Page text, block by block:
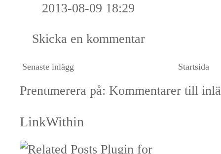
2013-08-09 18:29
Skicka en kommentar
Senaste inlägg Startsida
Prenumerera på: Kommentarer till
LinkWithin